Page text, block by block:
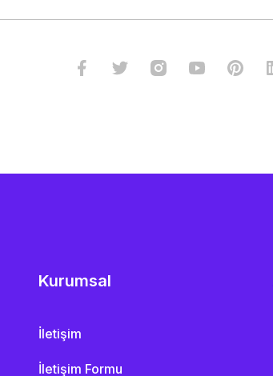
Kurumsal
İletişim
İletişim Formu